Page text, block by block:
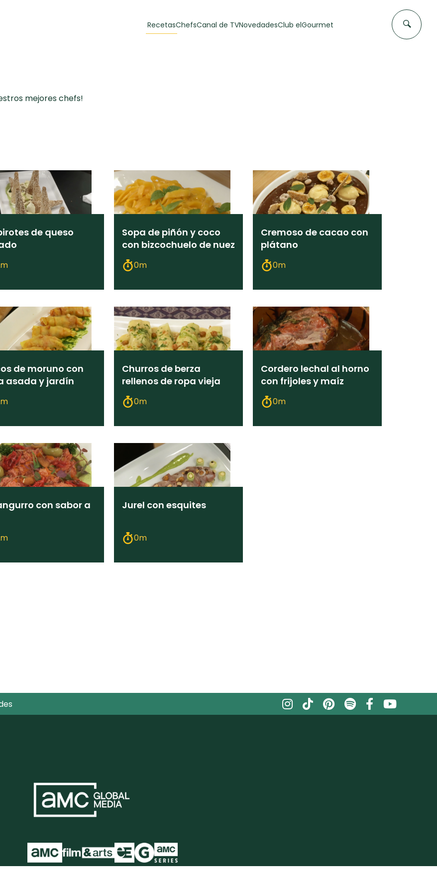
Recetas
Toast de trucha
curada y queso
casero
30 min
EMPANADAS DE
CARNE
60 min
FLAN CASERO
50 min
ChefsCanal de TVNovedadesClub elGourmet
mejores chefs!
de queso
Sopa de piñón y coco
con bizcochuelo de nuez
y tepache de mango
0m
Cremoso de cacao con
plátano
0m
de moruno con
asada y jardín
Churros de berza
rellenos de ropa vieja
con crema de cocido
0m
Cordero lechal al horno
con frijoles y maíz
0m
con sabor a
Jurel con esquites
0m